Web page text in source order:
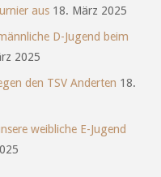
aus 18. März 2025
D-Jugend beim
2025
den TSV Anderten 18.
weibliche E-Jugend